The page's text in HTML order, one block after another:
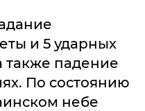
и 5 ударных
также падение
По состоянию
небе